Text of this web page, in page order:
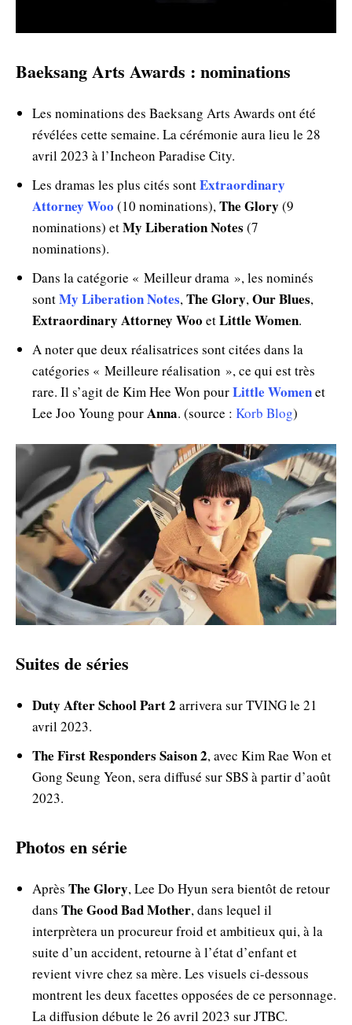
Baeksang Arts Awards : nominations
Les nominations des Baeksang Arts Awards ont été
révélées cette semaine. La cérémonie aura lieu le 28
avril 2023 à l’Incheon Paradise City.
Les dramas les plus cités sontExtraordinary
Attorney Woo (10 nominations),The Glory (9
nominations) etMy Liberation Notes (7
nominations).
Dans la catégorie « Meilleur drama », les nominés
sontMy Liberation Notes,The Glory,Our Blues,
Extraordinary Attorney Woo etLittle Women.
A noter que deux réalisatrices sont citées dans la
catégories « Meilleure réalisation », ce qui est très
rare. Il s’agit de Kim Hee Won pourLittle Womenet
Lee Joo Young pourAnna. (source : Korb Blog)
Suites de séries
Duty After School Part 2 arrivera sur TVING le 21
avril 2023.
The First Responders Saison 2, avec Kim Rae Won et
Gong Seung Yeon, sera diffusé sur SBS à partir d’août
2023.
Photos en série
Après The Glory, Lee Do Hyun sera bientôt de retour
dans The Good Bad Mother, dans lequel il
interprètera un procureur froid et ambitieux qui, à la
suite d’un accident, retourne à l’état d’enfant et
revient vivre chez sa mère. Les visuels ci-dessous
montrent les deux facettes opposées de ce personnage.
La diffusion débute le 26 avril 2023 sur JTBC.